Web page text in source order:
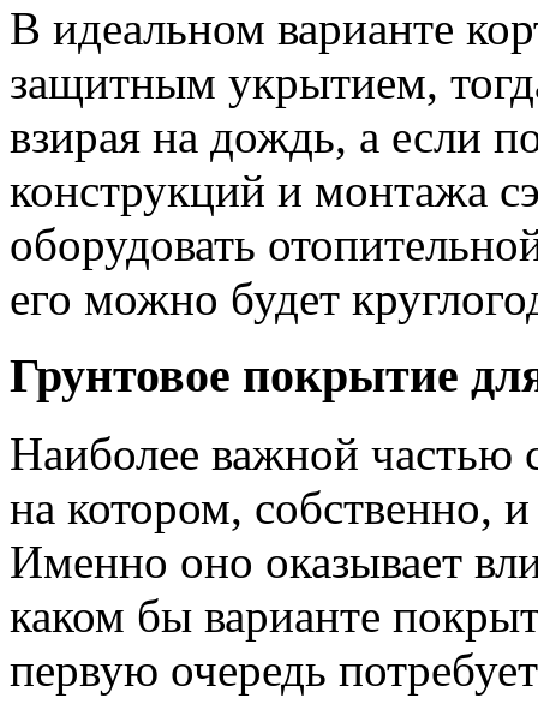
В идеальном варианте
защитным укрытием,
взирая на дождь, а если
конструкций и монтажа
оборудовать
его можно будет
Грунтовое покрытие
Наиболее важной частью
на котором, собственно,
Именно оно оказывает
каком бы варианте
первую очередь